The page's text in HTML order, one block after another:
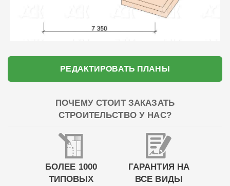
РЕДАКТИРОВАТЬ ПЛАНЫ
ПОЧЕМУ СТОИТ ЗАКАЗАТЬ
СТРОИТЕЛЬСТВО У НАС?
БОЛЕЕ 1000
ТИПОВЫХ
ГАРАНТИЯ НА
ВСЕ ВИДЫ